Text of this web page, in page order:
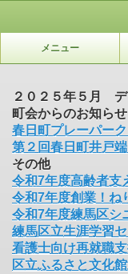
メニュー
２０２５年５月
町会からのお知らせ
春日町プレーパーク
第２回春日町井戸
その他
令和7年度高齢者支
令和7年度創業！ね
令和7年度練馬区シ
練馬区立生涯学習
看護士向け再就職
区立ふるさと文化